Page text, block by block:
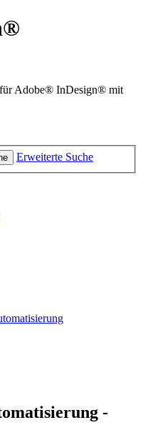
für Adobe® InDesign® mit
Erweiterte Suche
-